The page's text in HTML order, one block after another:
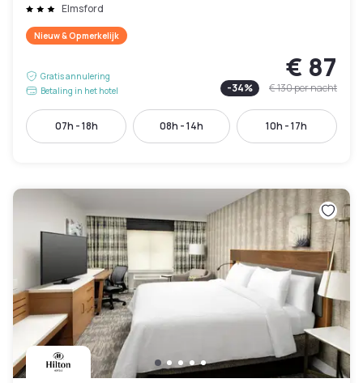
Elmsford
Nieuw & Opmerkelijk
Gratis annulering
Betaling in het hotel
€ 87
-34% € 130per nacht
07h - 18h 08h - 14h 10h - 17h